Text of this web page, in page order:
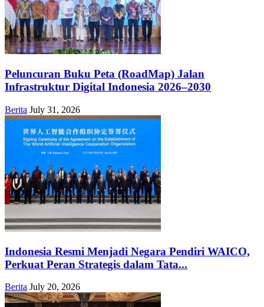
Peluncuran Buku Peta (RoadMap) Jalan
Infrastruktur Digital Indonesia 2026–2030
Berita July 31, 2026
Indonesia Resmi Menjadi Negara Pendiri WAICO,
Perkuat Peran Strategis dalam Tata...
Berita July 20, 2026